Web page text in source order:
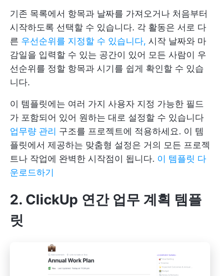
기존 목록에서 항목과 날짜를 가져오거나 처음부터
시작하도록 선택할 수 있습니다. 각 활동은 서로 다
른 우선순위를 지정할 수 있습니다, 시작 날짜와 마
감일을 입력할 수 있는 공간이 있어 모든 사람이 우
선순위를 정할 항목과 시기를 쉽게 확인할 수 있습
니다.
이 템플릿에는 여러 가지 사용자 지정 가능한 필드
가 포함되어 있어 원하는 대로 설정할 수 있습니다
업무량 관리 구조를 프로젝트에 적용하세요. 이 템
플릿에서 제공하는 맞춤형 설정은 거의 모든 프로젝
트나 작업에 완벽한 시작점이 됩니다. 이 템플릿 다
운로드하기
2. ClickUp 연간 업무 계획 템플
릿